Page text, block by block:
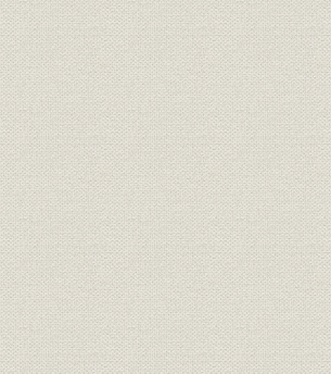
需給 府県別電灯需要 千葉
需給 府県別電灯需要 茨城